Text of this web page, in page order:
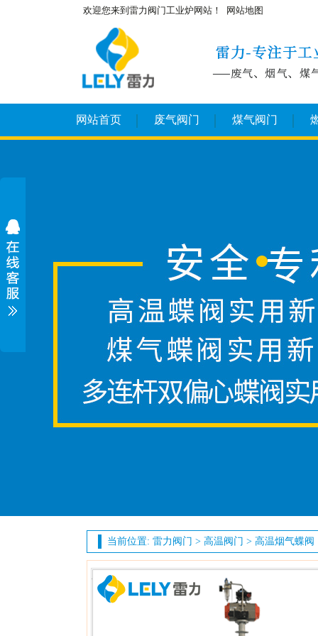
欢迎您来到雷力阀门工业炉网站！ 网站地图
网站首页 废气阀门 煤气阀门
当前位置: 雷力阀门 > 高温阀门 > 高温烟气蝶阀